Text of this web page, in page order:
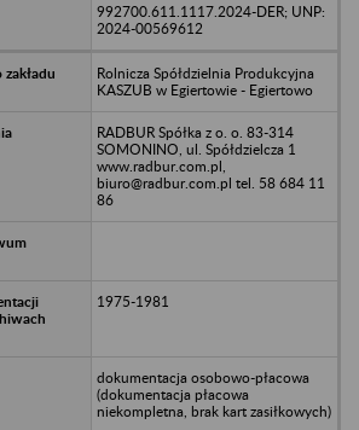
992700.611.1117.2024-DER; UNP:
2024-00569612
Rolnicza Spółdzielnia Produkcyjna
KASZUB w Egiertowie - Egiertowo
RADBUR Spółka z o. o. 83-314
SOMONINO, ul. Spółdzielcza 1
www.radbur.com.pl,
biuro@radbur.com.pl tel. 58 684 11
86
1975-1981
dokumentacja osobowo-płacowa
(dokumentacja płacowa
niekompletna, brak kart zasiłkowych)